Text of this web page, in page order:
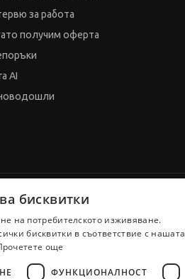
за работа
получим оферта
AI
бисквитки
на потребителското изживяване.
бисквитки в съответствие с нашата
още
ФУНКЦИОНАЛНОСТ